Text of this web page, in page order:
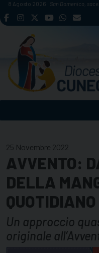
Skip
to
8 Agosto 2026 San Domenico,
25 Novembre 2022
AVVENTO:
DELLA
QUOTIDIANO
Un approccio
originale